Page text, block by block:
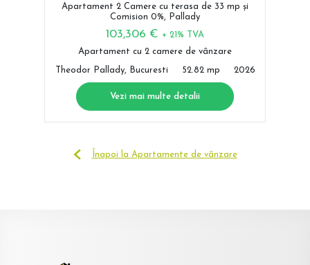
Apartament 2 Camere cu terasa de 33 mp și
Comision 0%, Pallady
103,306 € + 21% TVA
Apartament cu 2 camere de vânzare
Theodor Pallady, Bucuresti 52.82 mp 2026
Vezi mai multe detalii
Înapoi la Apartamente de vânzare